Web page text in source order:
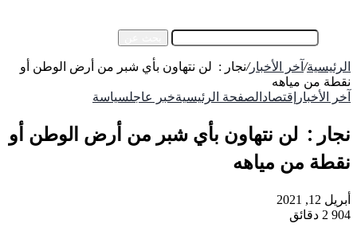
الرئيسية/ آخر الأخبار/نجار : لن نتهاون بأي شبر من أرض الوطن أو
نقطة من مياهه
آخر الأخبار إقتصاد الصفحة الرئيسيةخبر عاجلسياسة
نجار : لن نتهاون بأي شبر من أرض الوطن أو
نقطة من مياهه
أبريل 12, 2021
904 2 دقائق